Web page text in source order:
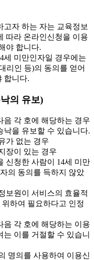
자 하는 자는 교육정보
따라 온라인신청을 이용
야 합니다.
미만인자일 경우에는
리인 등)의 동의를 얻어
합니다.
의 유보)
각 호에 해당하는 경우
낙을 유보할 수 있습니다.
가 없는 경우
장이 있는 경우
신청한 사람이 14세 미만
의 동의를 득하지 않았
보원이 서비스의 효율적
하여 필요하다고 인정
각 호에 해당하는 이용
이를 거절할 수 있습니
명의를 사용하여 이용신